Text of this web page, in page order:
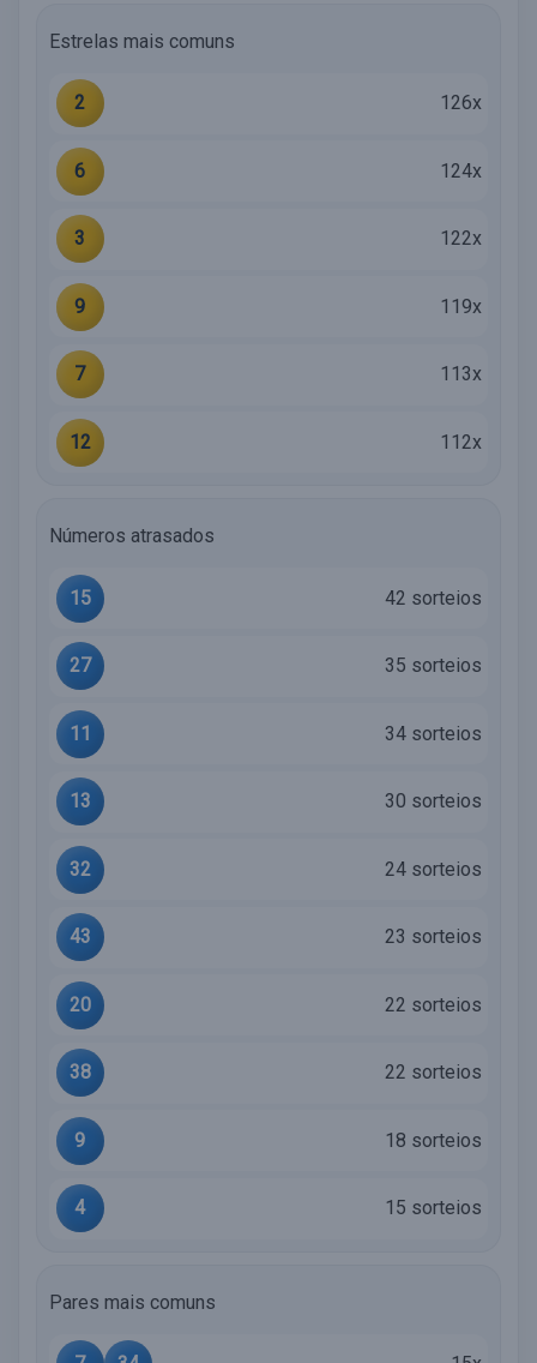
Estrelas mais comuns
2 126x
6 124x
3 122x
9 119x
7 113x
12 112x
Números atrasados
15 42 sorteios
27 35 sorteios
11 34 sorteios
13 30 sorteios
32 24 sorteios
43 23 sorteios
20 22 sorteios
38 22 sorteios
9 18 sorteios
4 15 sorteios
Pares mais comuns